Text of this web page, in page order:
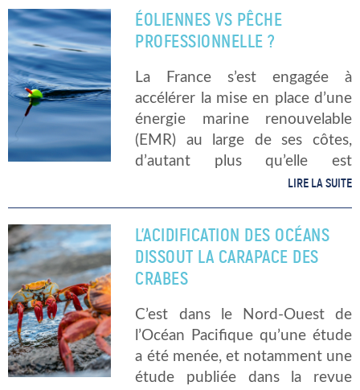
chercheurs de l’Institut de
technologie du Massachusetts
(MIT) ont mis au […]
ÉOLIENNES VS PÊCHE
PROFESSIONNELLE ?
La France s’est engagée à
accélérer la mise en place d’une
énergie marine renouvelable
(EMR) au large de ses côtes,
d’autant plus qu’elle est
largement devancée en cela, en
Royaume-Uni. Les parcs éoliens
doivent se […]
LIRE LA SUITE
L’ACIDIFICATION DES OCÉANS
DISSOUT LA CARAPACE DES
CRABES
C’est dans le Nord-Ouest de
l’Océan Pacifique qu’une étude
a été menée, et notamment une
étude publiée dans la revue